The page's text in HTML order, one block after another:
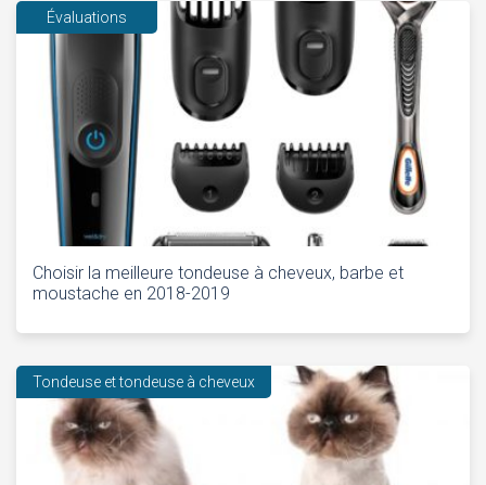
Évaluations
Choisir la meilleure tondeuse à cheveux, barbe et
moustache en 2018-2019
Tondeuse et tondeuse à cheveux